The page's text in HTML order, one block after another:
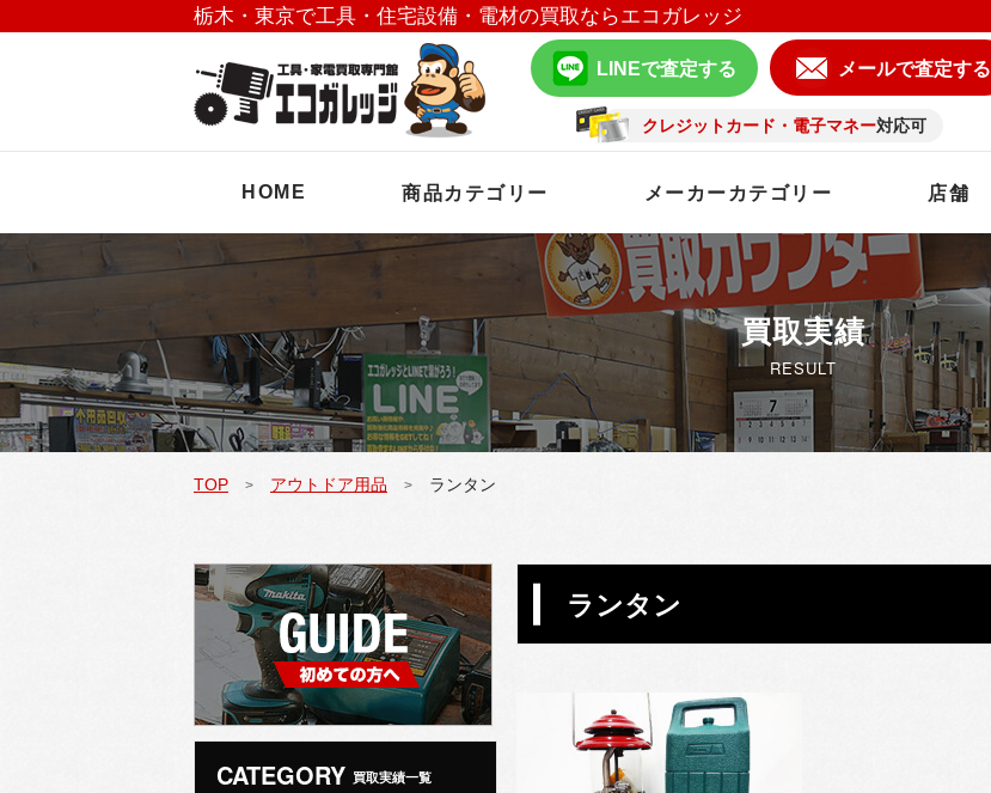
栃木・東京で工具・住宅設備・電材の買取ならエコガレッジ
LINEで査定する メールで査定する
クレジットカード・電子マネー対応可
HOME 商品カテゴリー メーカーカテゴリー 店舗
買取実績
RESULT
TOP > アウトドア用品 > ランタン
ランタン
CATEGORY 買取実績一覧